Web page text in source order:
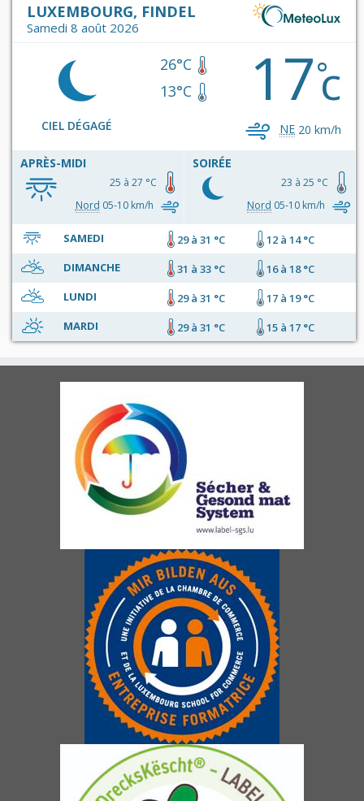
LUXEMBOURG, FINDEL
Samedi 8 août 2026
CIEL DÉGAGÉ
26°C
13°C
17°c
NE 20 km/h
APRÈS-MIDI
25 à 27 °C
Nord 05-10 km/h
SOIRÉE
23 à 25 °C
Nord 05-10 km/h
SAMEDI 29 à 31 °C
12 à 14 °C
DIMANCHE
31 à 33 °C
16 à 18 °C
LUNDI
29 à 31 °C
17 à 19 °C
MARDI
29 à 31 °C 15 à 17 °C